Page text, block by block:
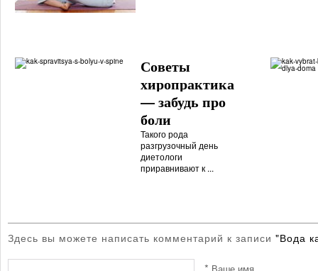
Советы
хиропрактика
— забудь про
боли
Такого рода
разгрузочный день
диетологи
приравнивают к ...
Здесь вы можете написать комментарий к записи "Вода
*